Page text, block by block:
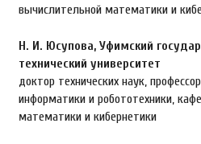
вычислительной математики и
Н. И. Юсупова, Уфимский
технический университет
доктор технических наук,
информатики и робототехники,
математики и кибернетики